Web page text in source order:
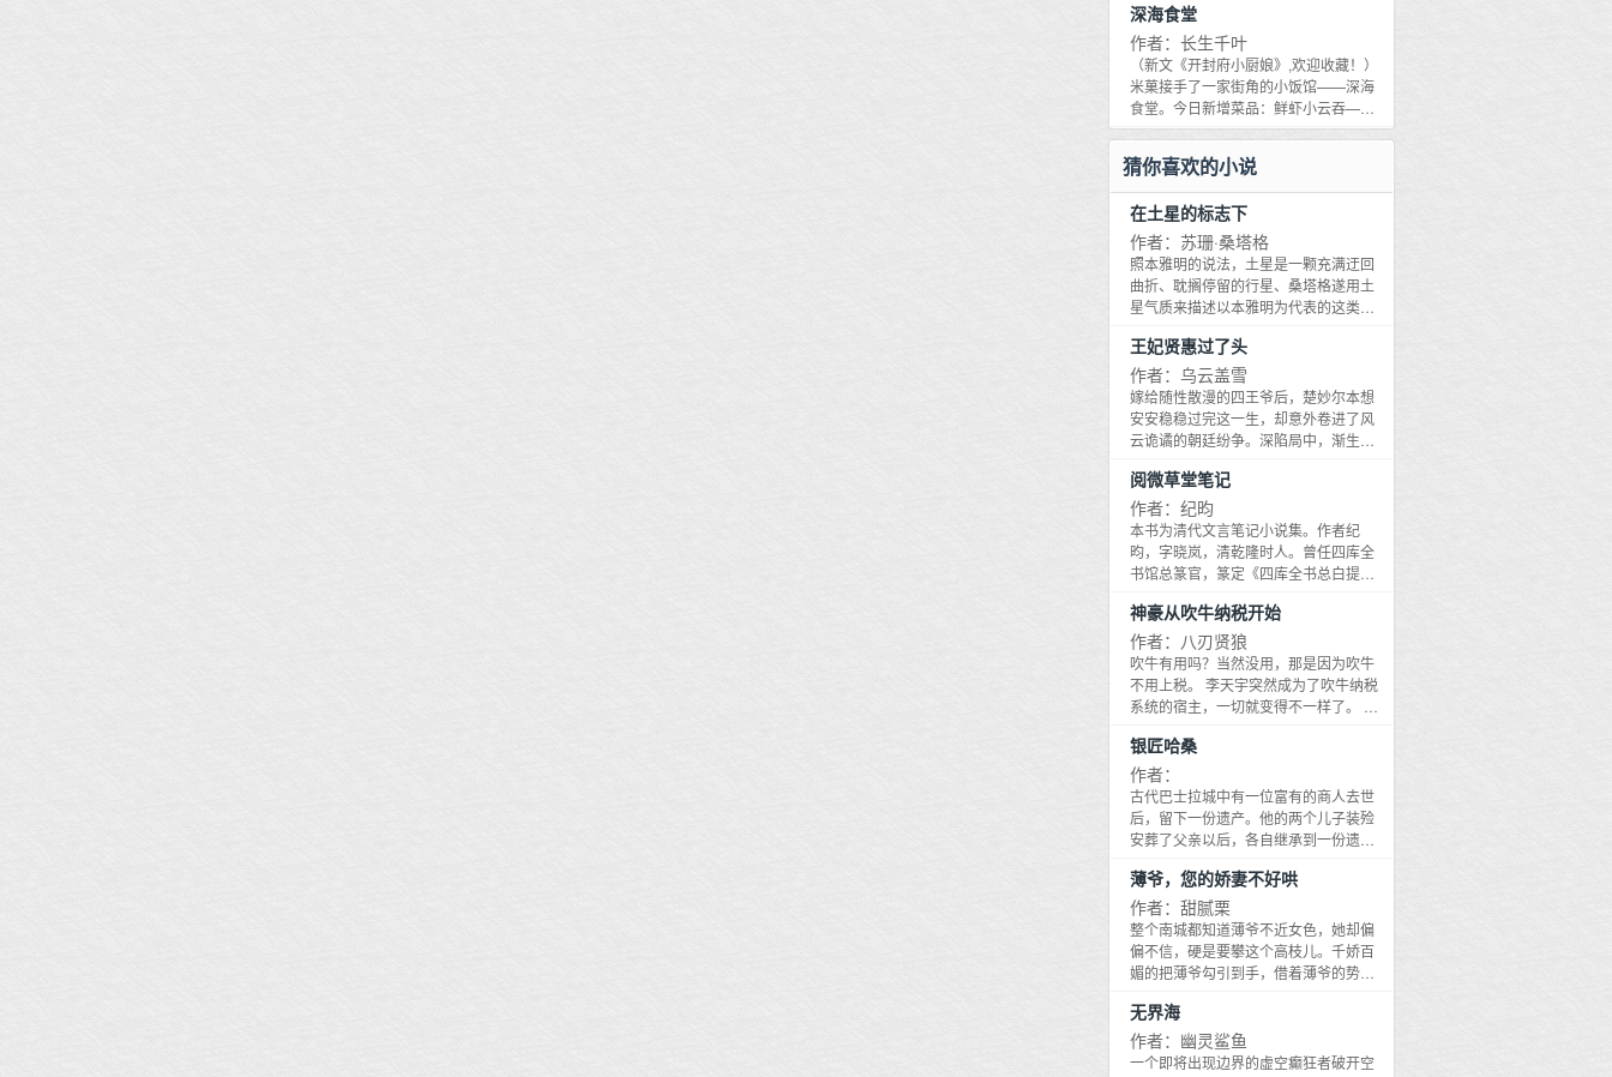
豆大的眼泪噼里啪啦落地,白皙的小肉手
紧紧抓住佟小满的袖摆。这可怜、弱小
又无助的小包子,能有什么坏心眼呢？只
有佟小满知道,这无害纯良的孩子,正是日
后书中最大的反派,心狠手辣性格乖戾,更
是摇身一变,谋朝篡位一登大统！而佟小
满这个作天作地的后妈,便是大反派的童
年阴影,致使反派性格扭曲的罪魁祸首。*
宜儿子碎尸万段挫骨扬灰的悲惨下场,佟
小满决定……挣钱,养崽！励志把反派养
成妈宝！佟小满：都说小孩子就是一张
白纸,应该是最好糊弄的。佟小满：但宠
了这么久,便宜儿子看我的眼神,总是有些
不对劲儿。佟小满怎么都没想到,便宜儿
子是个重生的……*经历千难困苦,佟小满
总算把便宜儿子养的有点妈宝样了,熟料
一个不注意,便宜儿子不知去向,反倒是战
死多年的将军夫君突然归来。素未谋面
的将军站在佟小满面前,说的第一句话
是……娘,我回来了。佟小满心道：诈尸
的夫君莫不是个傻的？重生VS穿越,1V1
女主：佟小满,男主：楚茨（女主前期搞
事业养崽崽,男主前期假崽崽,男主后期会
再重生）种草文,各种美妆护肤口红高光
眼影腮红指甲油等等等。欢迎一起种草,
一起变美,一起买买买~
的伙食比宫中还要丰富多彩。*花笙本以
为自己只是个普通的小厨娘,没想到她做
出来的菜肴不仅解馋饱腹,还能提高破案
效率。子时刚过,开封府后厨人声鼎沸,来
吃夜宵的队伍已经排出了院门。花笙盛
出一碗热腾腾的鸡汤小馄饨,抽空道：各
位,开封府积压的十大未解悬案就拜托大
家了。小男孩：八十余年未吃过热腾腾
的人间美味,别说是十个案子,就算百个,我
们也必定帮忙。绿茶精：我一闻就知道
那证人老板娘茶里茶气,定然没说实话。
狸花猫：跟踪飞贼寻找老巢这样的活计,
就交给我们夜猫子罢！*某夜,一俊美无
俦,气宇轩昂,身穿龙袍的男……鬼,走入开
封府后厨,自称当今圣上的亲叔叔,大梁开
国之君。花笙问：会推理吗？会破案
吗？会跟踪吗？会读心吗？开国之君一
阵沉默：这都不是朕的强项……花笙善
解人意的说：没关系。转身将脏盘子递
给开国之君：大家都去帮忙破案了,后厨
现在正好缺人洗盘子,适合陛下。开国之
君：……这大概便是拿人手短吃人嘴软
罢……美食+灵异+悬疑推理+甜文！
深海食堂
作者：长生千叶
（新文《开封府小厨娘》,欢迎收藏！）
米菓接手了一家街角的小饭馆——深海
食堂。今日新增菜品：鲜虾小云吞——
18RMB蟹粉葱油面——28RMB川香水
货的生鲜章鱼中,挑捡出一只不怎么新鲜
的,准备试试手。章鱼小丸子？章鱼海鲜
锅？章鱼土豆饼？不管如何,隔壁家小孩
儿都要馋哭了！米菓系上围裙,准备调料,
拿起菜刀。再一眨眼,刚刚洗好的章鱼不
见了……章渝：呵,凡人。章渝：本座身
为东海之主,除了名字之外,还有哪点像章
东海之主受伤落难之际,竟有一名凡人趁
机将大人囚禁于家中,对大人上下其手,逼
迫大人沐浴洗澡,更是扬言要将大人吃干
抹净！（美食+甜文+灵异,1V1）
猜你喜欢的小说
在土星的标志下
作者：苏珊·桑塔格
照本雅明的说法，土星是一颗充满迂回
曲折、耽搁停留的行星、桑塔格遂用土
星气质来描述以本雅明为代表的这类思
还深入评论阿尔托、巴特、卡内蒂等她
本人引为榜样和同道的思想家、艺术家
的作品、鲜明地描画出他们的精神肖
像，桑塔格对他人的评论由是亦成为她
本人的一种精神自传。
王妃贤惠过了头
作者：乌云盖雪
嫁给随性散漫的四王爷后，楚妙尔本想
安安稳稳过完这一生，却意外卷进了风
云诡谲的朝廷纷争。深陷局中，渐生情
归何处？
阅微草堂笔记
作者：纪昀
本书为清代文言笔记小说集。作者纪
昀，字晓岚，清乾隆时人。曾任四库全
书馆总篆官，篆定《四库全书总白提
昀流放乌鲁木齐期间所作的笔记小说
集，全书主要记述狐鬼神怪故事，意在
劝善惩恶，虽然不乏因果报应的说教，
但是通过种种描写，折射出封建社会末
世的腐朽和黑暗。其中作品或表现作者
切的语言对吏治的黑暗，腐败，以及官
员贪赃枉法丑行予以抨击，对社会的种
种弊病，以及世态人情的浇薄、奸诈等
等进行喇讽和指斥；或对道学家的拘
迂、虚伪给以深刻揭露。还有几篇不怕
鬼的故事，写来饶有趣昧，脍炙人口。
此外，书中对异域的描绘，文笔清新，
引入入胜。纪昀有意模仿亚宋笔记小说
质朴简淡的文风，尚质黜华，简雅隽
永。鲁迅《中国小说史略》曾给予较高
评价：凡侧鬼神之情状，发人间之幽
微，托狐鬼以抒己见。隽思妙语，时足
解颐。《阅微草堂笔记》清代文言小说
中的重要作。其历史地位及对清代小说
发展的影响，仅次于蒲松龄的《聊斋志
异》。可惜的是，这部传奇著作，因一
神豪从吹牛纳税开始
作者：八刃贤狼
吹牛有用吗？当然没用，那是因为吹牛
不用上税。 李天宇突然成为了吹牛纳税
系统的宿主，一切就变得不一样了。 因
我在帝都三环有一套房！ 系统：请纳税
6000元，即可获得帝都三环住宅一套。
李天宇：我有一辆保时捷卡宴。 系统：
请纳税850元，即可获得一辆保时捷卡宴
高配车型。 李天宇：我是商业精英！ 系
全方位的素质提升。
银匠哈桑
作者：
古代巴士拉城中有一位富有的商人去世
后，留下一份遗产。他的两个儿子装殓
安葬了父亲以后，各自继承到一份遗
造铜器的铜器铺，弟弟则以打饰银器为
生。城里的人都管弟弟叫巴士拉银匠哈
桑。
薄爷，您的娇妻不好哄
作者：甜腻栗
整个南城都知道薄爷不近女色，她却偏
偏不信，硬是要攀这个高枝儿。千娇百
媚的把薄爷勾引到手，借着薄爷的势朝
人，转眼变成小作精。薄先生本来只把
她当成个玩物，却想不到赔了身子又折
了心，被苏小姐使唤的顺理成章。从此
无界海
作者：幽灵鲨鱼
一个即将出现边界的虚空癫狂者破开空